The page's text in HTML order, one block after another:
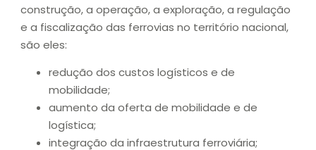
construção, a operação, a exploração, a regulação
e a fiscalização das ferrovias no território nacional,
são eles:
redução dos custos logísticos e de
mobilidade;
aumento da oferta de mobilidade e de
logística;
integração da infraestrutura ferroviária;